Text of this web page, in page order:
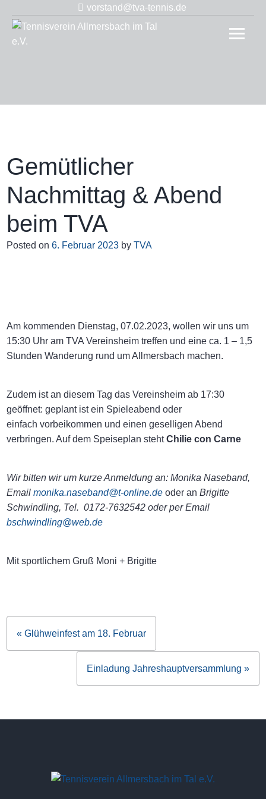
content
vorstand@tva-tennis.de
Gemütlicher
Nachmittag & Abend
beim TVA
Posted on6. Februar 2023 byTVA
Am kommenden Dienstag, 07.02.2023, wollen wir uns um
15:30 Uhr am TVA Vereinsheim treffen und eine ca. 1 – 1,5
Stunden Wanderung rund um Allmersbach machen.
Zudem ist an diesem Tag das Vereinsheim ab 17:30
geöffnet: geplant ist ein Spieleabend oder
einfach vorbeikommen und einen geselligen Abend
verbringen. Auf dem Speiseplan stehtChilie con Carne
Wir bitten wir um kurze Anmeldung an: Monika Naseband,
Emailmonika.naseband@t-online.de oder anBrigitte
Schwindling, Tel. 0172-7632542 oder per Email
bschwindling@web.de
Mit sportlichem Gruß Moni + Brigitte
Beitragsnavigation
« Glühweinfest am 18. Februar
Einladung Jahreshauptversammlung »